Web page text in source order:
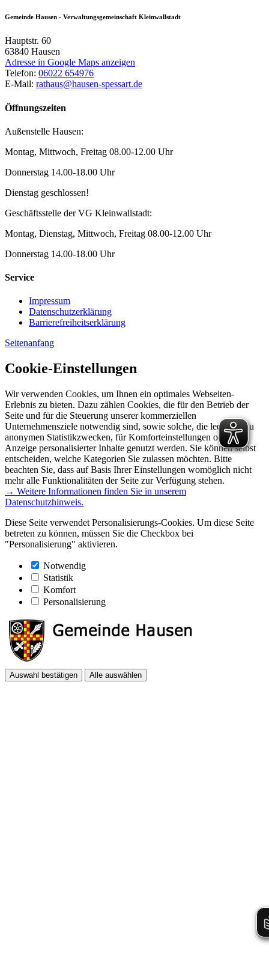
Gemeinde Hausen - Verwaltungsgemeinschaft Kleinwallstadt
Hauptstr. 60
63840 Hausen
Adresse in Google Maps anzeigen
Telefon: 06022 654976
E-Mail: rathaus@hausen-spessart.de
Öffnungszeiten
Außenstelle Hausen:
Montag, Mittwoch, Freitag 08.00-12.00 Uhr
Donnerstag 14.00-18.00 Uhr
Dienstag geschlossen!
Geschäftsstelle der VG Kleinwallstadt:
Montag, Dienstag, Mittwoch, Freitag 08.00-12.00 Uhr
Donnerstag 14.00-18.00 Uhr
Service
Impressum
Datenschutzerklärung
Barrierefreiheitserklärung
Seitenanfang
Cookie-Einstellungen
Wir verwenden Cookies, um Ihnen ein optimales Webseiten-
Erlebnis zu bieten. Dazu zählen Cookies, die für den Betrieb der
Seite und für die Steuerung unserer kommerziellen
Unternehmensziele notwendig sind, sowie solche, die lediglich zu
anonymen Statistikzwecken, für Komforteinstellungen oder zur
Anzeige personalisierter Inhalte genutzt werden. Sie können selbst
entscheiden, welche Kategorien Sie zulassen möchten. Bitte
beachten Sie, dass auf Basis Ihrer Einstellungen womöglich nicht
mehr alle Funktionalitäten der Seite zur Verfügung stehen.
→ Weitere Informationen finden Sie in unserem
Datenschutzhinweis.
Diese Seite verwendet Personalisierungs-Cookies. Um diese Seite
betreten zu können, müssen Sie die Checkbox bei
"Personalisierung" aktivieren.
Notwendig
Statistik
Komfort
Personalisierung
Auswahl bestätigen Alle auswählen